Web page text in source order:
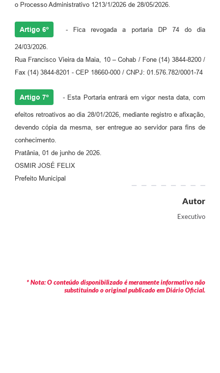
o Processo Administrativo 1213/1/2026 de 28/05/2026.
Artigo 6º - Fica revogada a portaria DP 74 do dia
24/03/2026.
Rua Francisco Vieira da Maia, 10 – Cohab / Fone (14) 3844-8200 /
Fax (14) 3844-8201 - CEP 18660-000 / CNPJ: 01.576.782/0001-74
Artigo 7º - Esta Portaria entrará em vigor nesta data, com
efeitos retroativos ao dia 28/01/2026, mediante registro e afixação,
devendo cópia da mesma, ser entregue ao servidor para fins de
conhecimento.
Pratânia, 01 de junho de 2026.
OSMIR JOSÉ FELIX
Prefeito Municipal
Autor
Executivo
* Nota: O conteúdo disponibilizado é meramente informativo não
substituindo o original publicado em Diário Oficial.